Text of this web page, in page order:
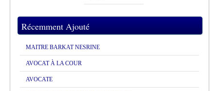
Récemment Ajouté
MAITRE BARKAT NESRINE
AVOCAT À LA COUR
AVOCATE